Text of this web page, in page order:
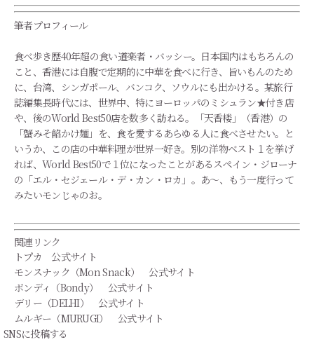
筆者プロフィール
食べ歩き歴40年超の食い道楽者・バッシー。日本国内はもちろんの
こと、香港には自腹で定期的に中華を食べに行き、旨いもんのため
に、台湾、シンガポール、バンコク、ソウルにも出かける。某旅行
誌編集長時代には、世界中、特にヨーロッパのミシュラン★付き店
や、後のWorld Best50店を数多く訪ねる。「天香楼」（香港）の
「蟹みそ餡かけ麺」を、食を愛するあらゆる人に食べさせたい。と
いうか、この店の中華料理が世界一好き。別の洋物ベスト１を挙げ
れば、World Best50で１位になったことがあるスペイン・ジローナ
の「エル・セジェール・デ・カン・ロカ」。あ～、もう一度行って
みたいモンじゃのお。
関連リンク
トプカ 公式サイト
モンスナック（Mon Snack） 公式サイト
ボンディ（Bondy） 公式サイト
デリー（DELHI） 公式サイト
ムルギー（MURUGI） 公式サイト
SNSに投稿する